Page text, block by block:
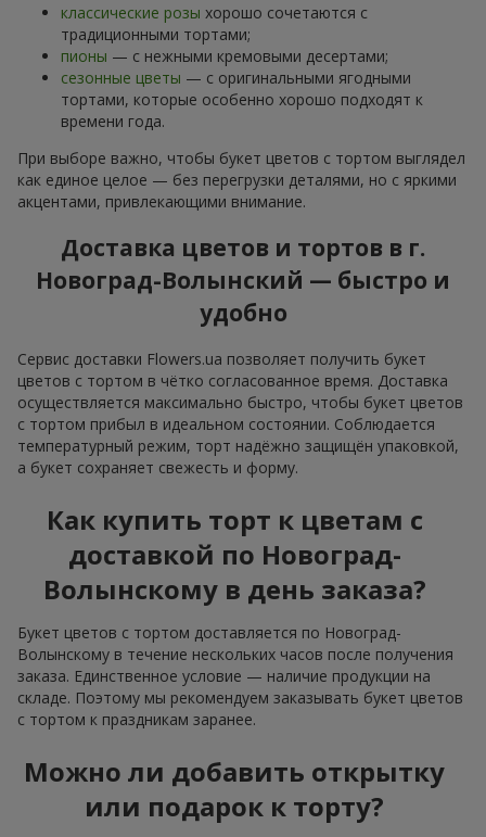
классические розы хорошо сочетаются с
традиционными тортами;
пионы — с нежными кремовыми десертами;
сезонные цветы — с оригинальными ягодными
тортами, которые особенно хорошо подходят к
времени года.
При выборе важно, чтобы букет цветов с тортом выглядел
как единое целое — без перегрузки деталями, но с яркими
акцентами, привлекающими внимание.
Доставка цветов и тортов в г.
Новоград-Волынский — быстро и
удобно
Сервис доставки Flowers.ua позволяет получить букет
цветов с тортом в чётко согласованное время. Доставка
осуществляется максимально быстро, чтобы букет цветов
с тортом прибыл в идеальном состоянии. Соблюдается
температурный режим, торт надёжно защищён упаковкой,
а букет сохраняет свежесть и форму.
Как купить торт к цветам с
доставкой по Новоград-
Волынскому в день заказа?
Букет цветов с тортом доставляется по Новоград-
Волынскому в течение нескольких часов после получения
заказа. Единственное условие — наличие продукции на
складе. Поэтому мы рекомендуем заказывать букет цветов
с тортом к праздникам заранее.
Можно ли добавить открытку
или подарок к торту?